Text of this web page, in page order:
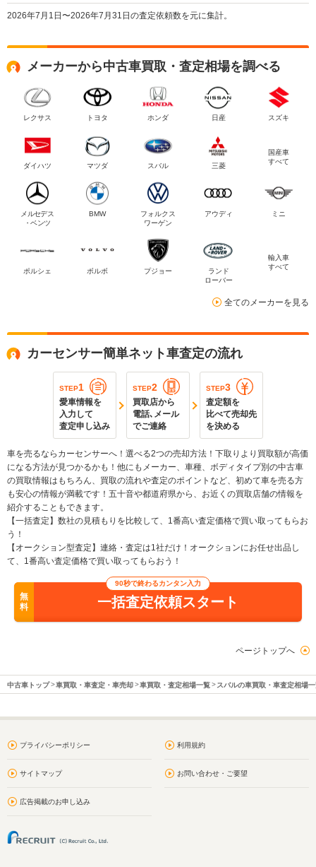
2026年7月1日〜2026年7月31日の査定依頼数を元に集計。
メーカーから中古車買取・査定相場を調べる
レクサス トヨタ ホンダ 日産 スズキ
ダイハツ マツダ スバル 三菱
国産車
すべて
メルセデス
・ベンツ
BMW
フォルクス
ワーゲン
アウディ ミニ
ポルシェ ボルボ プジョー
ランド
ローバー
輸入車
すべて
全てのメーカーを見る
カーセンサー簡単ネット車査定の流れ
STEP1
愛車情報を
入力して
査定申し込み
STEP2
買取店から
電話､メール
でご連絡
STEP3
査定額を
比べて売却先
を決める
車を売るならカーセンサーへ！選べる2つの売却方法！下取りより買取額が高価
になる方法が見つかるかも！他にもメーカー、車種、ボディタイプ別の中古車
の買取情報はもちろん、買取の流れや査定のポイントなど、初めて車を売る方
も安心の情報が満載です！五十音や都道府県から、お近くの買取店舗の情報を
紹介することもできます。
【一括査定】数社の見積もりを比較して、1番高い査定価格で買い取ってもらお
う！
【オークション型査定】連絡・査定は1社だけ！オークションにお任せ出品し
て、1番高い査定価格で買い取ってもらおう！
無
料
90秒で終わるカンタン入力
一括査定依頼スタート
ページトップへ
中古車トップ 車買取・車査定・車売却 車買取・査定相場一覧 スバルの車買取・車査定相場
プライバシーポリシー 利用規約
サイトマップ お問い合わせ・ご要望
広告掲載のお申し込み